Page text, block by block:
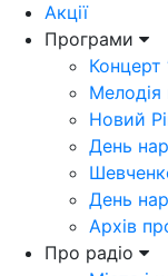
Акції
Програми
Концерт
Мелодія
Новий
День
День
Архів
Про радіо